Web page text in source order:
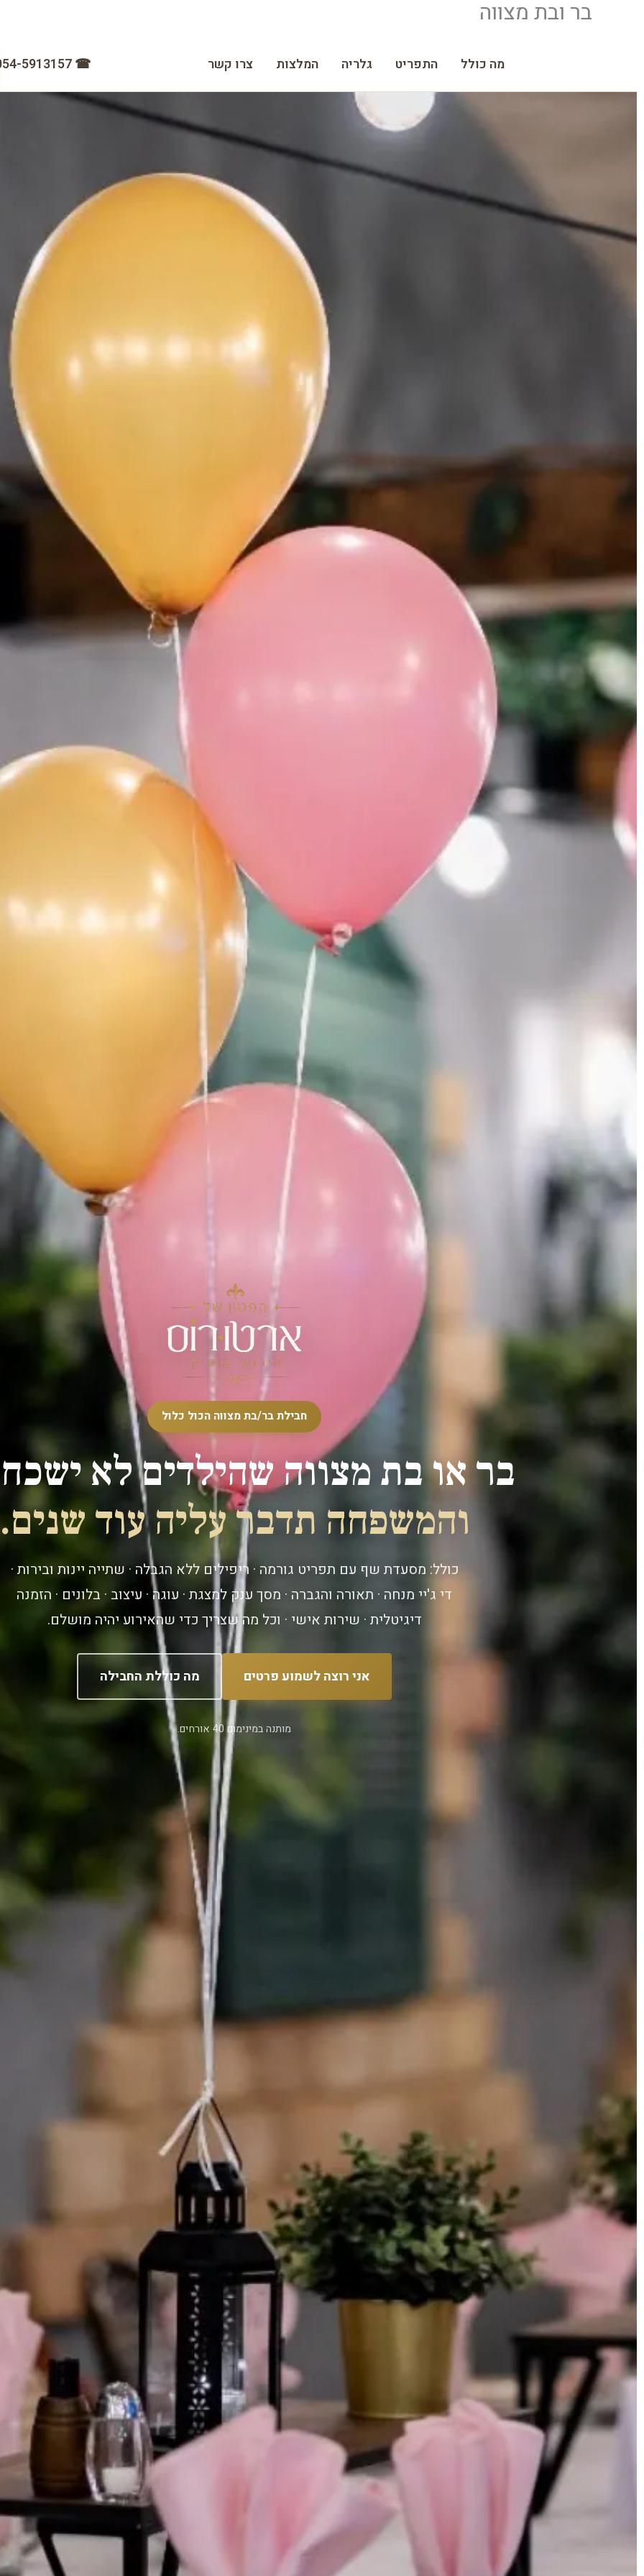
בר ובת מצווה
מה כולל התפריט גלריה המלצות צרו קשר ☎ 054-5913157
חבילת בר/בת מצווה הכול כלול
בר או בת מצווה שהילדים לא
והמשפחה תדבר עליה עוד
כולל: מסעדת שף עם תפריט גורמה · ריפילים ללא הגבלה · שתייה יינות ובירות ·
די ג'יי מנחה · תאורה והגברה · מסך ענק למצגת · עוגה · עיצוב · בלונים · הזמנה
דיגיטלית · שירות אישי · וכל מה שצריך כדי שהאירוע יהיה מושלם.
אני רוצה לשמוע פרטים מה כוללת החבילה
מותנה במינימום 40 אורחים.